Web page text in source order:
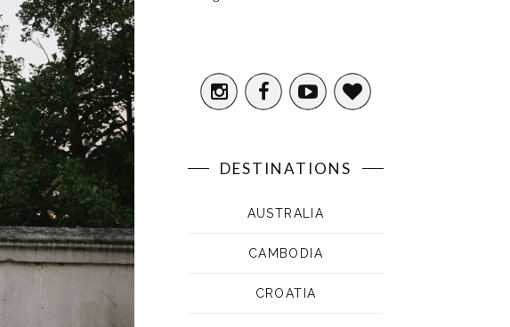
DESTINATIONS
AUSTRALIA
CAMBODIA
CROATIA